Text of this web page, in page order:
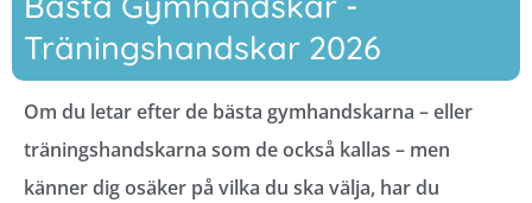
Träningshandskar 2026
Om du letar efter de bästa gymhandskarna – eller
träningshandskarna som de också kallas – men
känner dig osäker på vilka du ska välja, har du